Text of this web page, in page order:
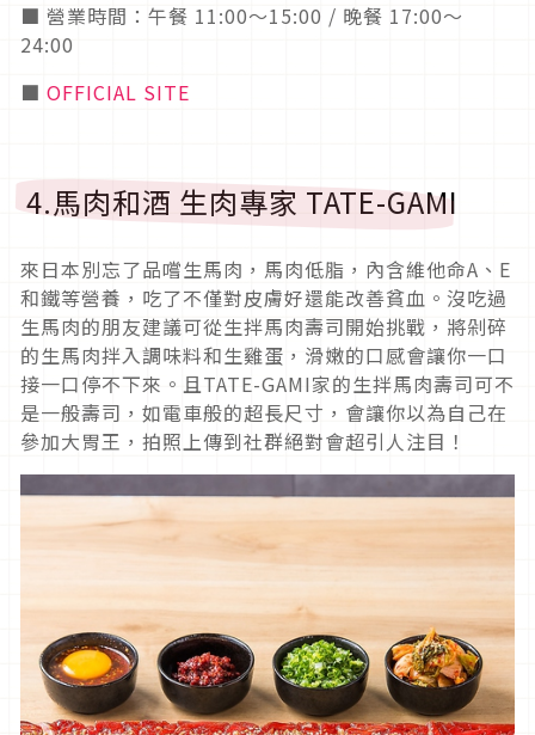
■ 營業時間：午餐 11:00〜15:00 / 晚餐 17:00～
24:00
■ OFFICIAL SITE
4.馬肉和酒 生肉專家 TATE-GAMI
來日本別忘了品嚐生馬肉，馬肉低脂，內含維他命A、E
和鐵等營養，吃了不僅對皮膚好還能改善貧血。沒吃過
生馬肉的朋友建議可從生拌馬肉壽司開始挑戰，將剁碎
的生馬肉拌入調味料和生雞蛋，滑嫩的口感會讓你一口
接一口停不下來。且TATE-GAMI家的生拌馬肉壽司可不
是一般壽司，如電車般的超長尺寸，會讓你以為自己在
參加大胃王，拍照上傳到社群絕對會超引人注目！